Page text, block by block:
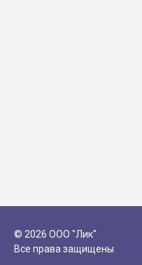
© 2026 ООО "Лик"
Все права защищены